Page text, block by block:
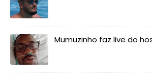
Mumuzinho faz live do